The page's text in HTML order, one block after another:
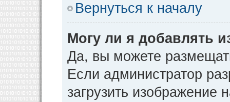
Вернуться к началу
Могу ли я добавлять
Да, вы можете
Если администратор
загрузить